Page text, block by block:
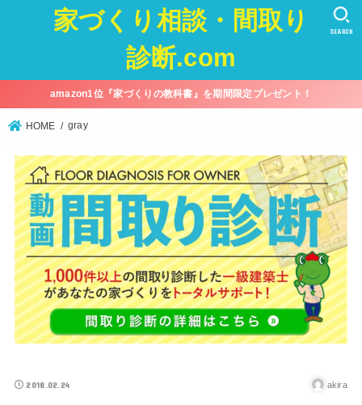
家づくり相談・間取り
診断.com
SEARCH
amazon1位『家づくりの教科書』を期間限定プレゼント！
HOME gray
2018.02.24 akira